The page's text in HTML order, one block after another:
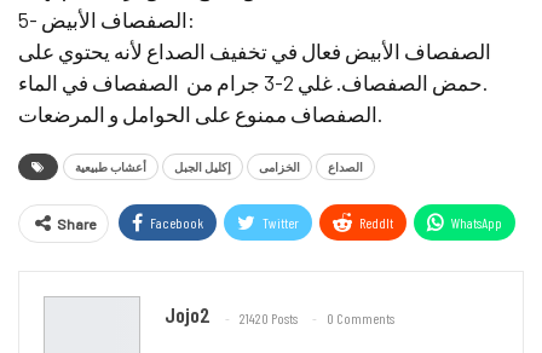
5- الصفصاف الأبيض:
الصفصاف الأبيض فعال في تخفيف الصداع لأنه يحتوي على
حمض الصفصاف. غلي 2-3 جرام من الصفصاف في الماء.
الصفصاف ممنوع على الحوامل و المرضعات.
أعشاب طبيعية إكليل الجبل الخزامى الصداع
Share Facebook Twitter ReddIt WhatsApp
Jojo2 21420 Posts 0 Comments